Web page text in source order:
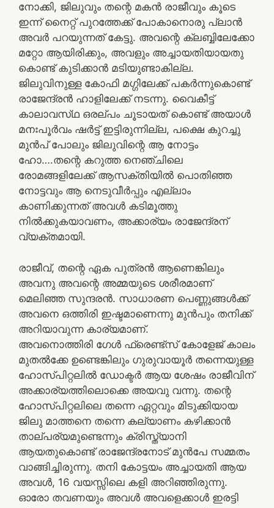
നോക്കി, ജിലുവും തന്റെ മകൻ രാജീവും കൂടെ
ഇന്ന് നൈറ്റ് പുറത്തേക്ക് പോകാനൊരു പ്ലാൻ
അവർ പറയുന്നത് കേട്ടു. അവന്റെ ക്ലബ്ബിലേക്കോ
മറ്റോ ആയിരിക്കും, അവളും അച്ചായതിയായതു
കൊണ്ട് കുടിക്കാൻ മടിയുണ്ടാകില്ല.
ജിലുവിനുള്ള കോഫി മഗ്ഗിലേക്ക് പകർന്നുകൊണ്ട്
രാജേന്ദ്രൻ ഹാളിലേക്ക് നടന്നു. വൈകീട്ട്
കാലാവസ്‌ഥ ഒരല്പം ചൂടായത് കൊണ്ട് അയാൾ
മനഃപൂർവം ഷർട്ട് ഇട്ടിരുന്നില്ല, പക്ഷെ കുറച്ചു
മുൻപ് പോലും ജിലുവിന്റെ ആ നോട്ടം
ഹോ….തന്റെ കറുത്ത നെഞ്ചിലെ
രോമങ്ങളിലേക്ക് ആസക്തിയിൽ പൊതിഞ്ഞ
നോട്ടവും ആ നെടുവീർപ്പും എല്ലാം
കാണിക്കുന്നത് അവൾ കടിമൂത്തു
നിൽക്കുകയാവണം, അക്കാര്യം രാജേന്ദ്രന്
വ്യക്തമായി.
രാജീവ്, തന്റെ ഏക പുത്രൻ ആണെങ്കിലും
അവനു അവന്റെ അമ്മയുടെ ശരീരമാണ്
മെലിഞ്ഞ സുന്ദരൻ. സാധാരണ പെണ്ണുങ്ങൾക്ക്
അവനെ ഒത്തിരി ഇഷ്ടമാണെന്നു മുൻപും തനിക്ക്
അറിയാവുന്ന കാര്യമാണ്.
അവനൊത്തിരി ഗേൾ ഫ്രെണ്ട്സ് കോളേജ് കാലം
മുതൽക്കേ ഉണ്ടെങ്കിലും ഗുരുവായൂർ തന്നെയുള്ള
ഹോസ്പിറ്റലിൽ ഡോക്ടർ ആയ ശേഷം രാജീവിന്
അക്കാര്യത്തിലൊക്കെ അയവു വന്നു. തന്റെ
ഹോസ്പിറ്റലിലെ തന്നെ ഏറ്റവും മിടുക്കിയായ
ജിലു മാത്തനെ തന്നെ കല്യാണം കഴിക്കാൻ
താല്പര്യമുണ്ടെന്നും ക്രിസ്ത്യാനി
ആയതുകൊണ്ട് രാജേന്ദ്രനോട് മുൻപേ സമ്മതം
വാങ്ങിച്ചിരുന്നു. തനി കോട്ടയം അച്ചായതി ആയ
അവൾ, 16 വയസ്സിലെ കളി അറിഞ്ഞിരുന്നു.
ഓരോ തവണയും അവൾ അവളെക്കാൾ ഇരട്ടി